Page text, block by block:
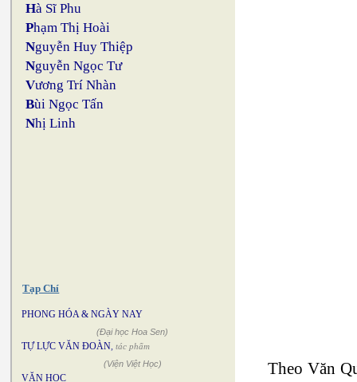
Hà Sĩ Phu
Phạm Thị Hoài
Nguyễn Huy Thiệp
Nguyễn Ngọc Tư
Vương Trí Nhàn
Bùi Ngọc Tấn
Nhị Linh
Tạp Chí
PHONG HÓA & NGÀY NAY
(Đại học Hoa Sen)
TỰ LỰC VĂN ĐOÀN, tác phẩm
(Viện Việt Học)
VĂN HỌC
Theo Văn